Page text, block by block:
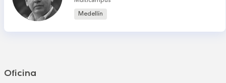
Medellín
Oficina